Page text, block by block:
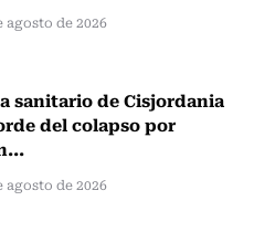
agosto de 2026
sanitario de Cisjordania
del colapso por
agosto de 2026